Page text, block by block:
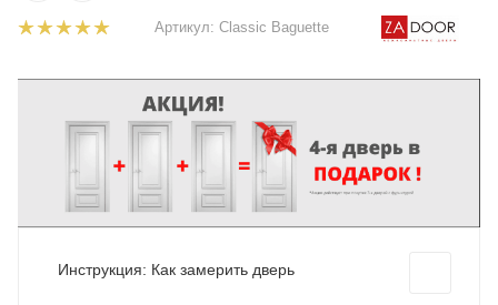
Артикул: Classic Baguette
Инструкция: Как замерить дверь